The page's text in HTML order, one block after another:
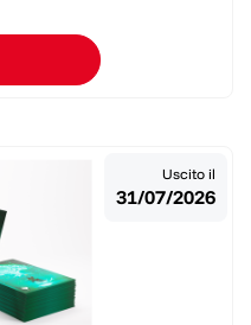
Uscito il
31/07/2026